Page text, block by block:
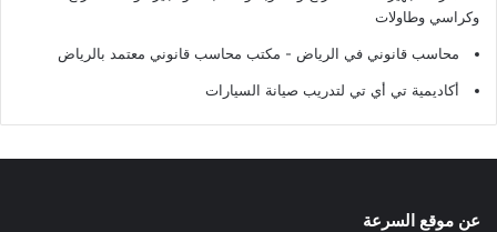
وكراسي وطاولات
محاسب قانوني في الرياض - مكتب محاسب قانوني معتمد بالرياض
أكاديمية تي أي تي لتدريب صيانة السيارات
عن موقع السرعة